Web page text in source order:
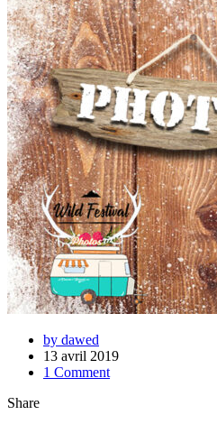
by dawed
13 avril 2019
1 Comment
Share